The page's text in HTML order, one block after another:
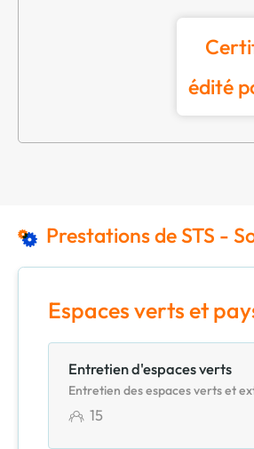
édité
Prestations de STS -
Espaces verts et
Entretien d'espaces verts
Entretien des espaces verts et
15